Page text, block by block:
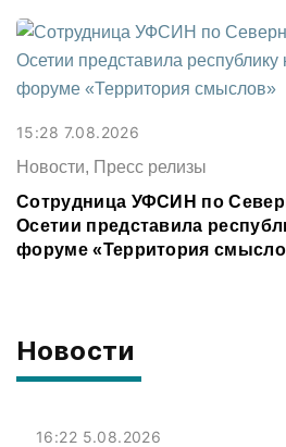
Новости
16:22 5.08.2026
15:28 7.08.2026
Новости, Пресс релизы
Сотрудница УФСИН по
Осетии представила
форуме «Территория